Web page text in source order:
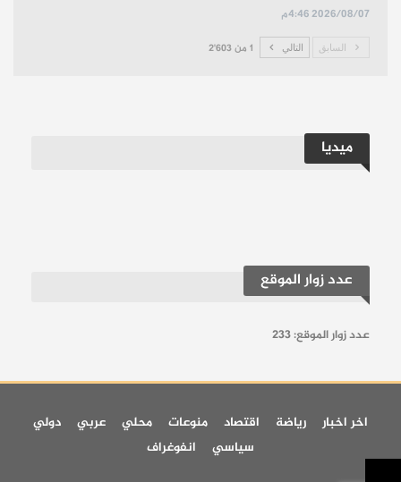
2026/08/07 4:46م
السابق التالي 1 من 2٬603
ميديا
عدد زوار الموقع
عدد زوار الموقع:233
اخر اخبار رياضة اقتصاد منوعات محلي عربي
دولي
سياسي
انفوغراف